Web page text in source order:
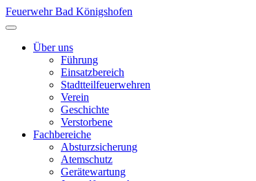
Feuerwehr Bad Königshofen
Über uns
Führung
Einsatzbereich
Stadtteilfeuerwehren
Verein
Geschichte
Verstorbene
Fachbereiche
Absturzsicherung
Atemschutz
Gerätewartung